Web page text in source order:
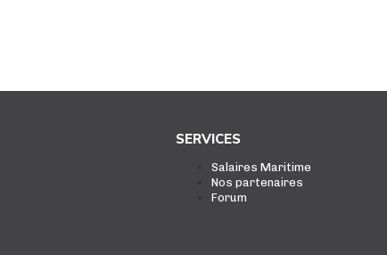
SERVICES
Salaires Maritime
Nos partenaires
Forum